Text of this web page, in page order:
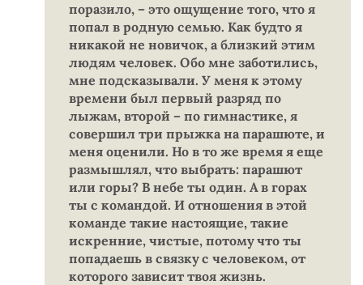
поразило, – это ощущение того, что я
попал в родную семью. Как будто я
никакой не новичок, а близкий этим
людям человек. Обо мне заботились,
мне подсказывали. У меня к этому
времени был первый разряд по
лыжам, второй – по гимнастике, я
совершил три прыжка на парашюте, и
меня оценили. Но в то же время я еще
размышлял, что выбрать: парашют
или горы? В небе ты один. А в горах
ты с командой. И отношения в этой
команде такие настоящие, такие
искренние, чистые, потому что ты
попадаешь в связку с человеком, от
которого зависит твоя жизнь.